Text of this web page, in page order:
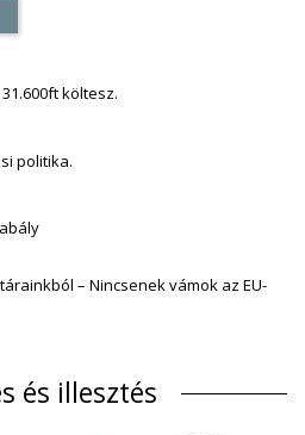
költesz.
politika.
– Nincsenek vámok az EU-
és illesztés